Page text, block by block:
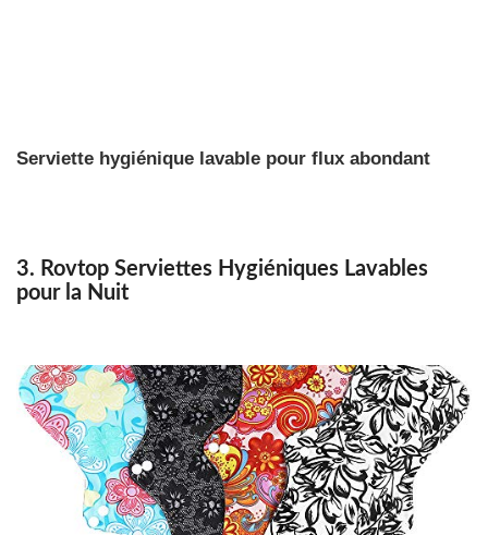
Serviette hygiénique lavable pour flux abondant
3. Rovtop Serviettes Hygiéniques Lavables
pour la Nuit